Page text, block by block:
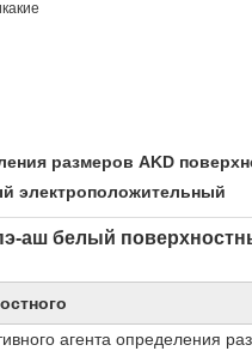
размеров AKD
электроположительный
аш белый
агента определения